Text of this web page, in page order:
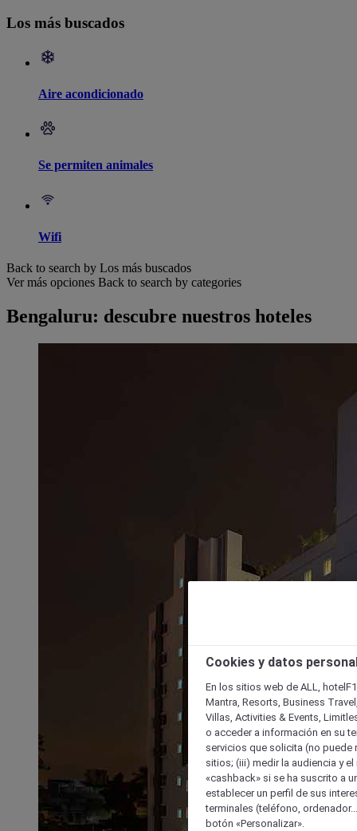
Los más buscados
Aire acondicionado
Se permiten animales
Wifi
Back to search by Los más buscados
Ver más opciones Back to search by categories
Bengaluru: descubre nuestros hoteles
Cookies y datos
En los sitios web de ALL,
Mantra, Resorts, Business
Villas, Activities & Events,
o acceder a información en su
servicios que solicita (no puede
sitios; (iii) medir la audiencia y
«cashback» si se ha suscrito a
establecer un perfil de sus
terminales (teléfono,
botón «Personalizar».